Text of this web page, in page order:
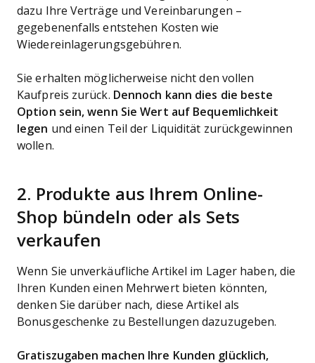
dazu Ihre Verträge und Vereinbarungen –
gegebenenfalls entstehen Kosten wie
Wiedereinlagerungsgebühren.
Sie erhalten möglicherweise nicht den vollen
Kaufpreis zurück. Dennoch kann dies die beste
Option sein, wenn Sie Wert auf Bequemlichkeit
legen und einen Teil der Liquidität zurückgewinnen
wollen.
2. Produkte aus Ihrem Online-
Shop bündeln oder als Sets
verkaufen
Wenn Sie unverkäufliche Artikel im Lager haben, die
Ihren Kunden einen Mehrwert bieten könnten,
denken Sie darüber nach, diese Artikel als
Bonusgeschenke zu Bestellungen dazuzugeben.
Gratiszugaben machen Ihre Kunden glücklich,